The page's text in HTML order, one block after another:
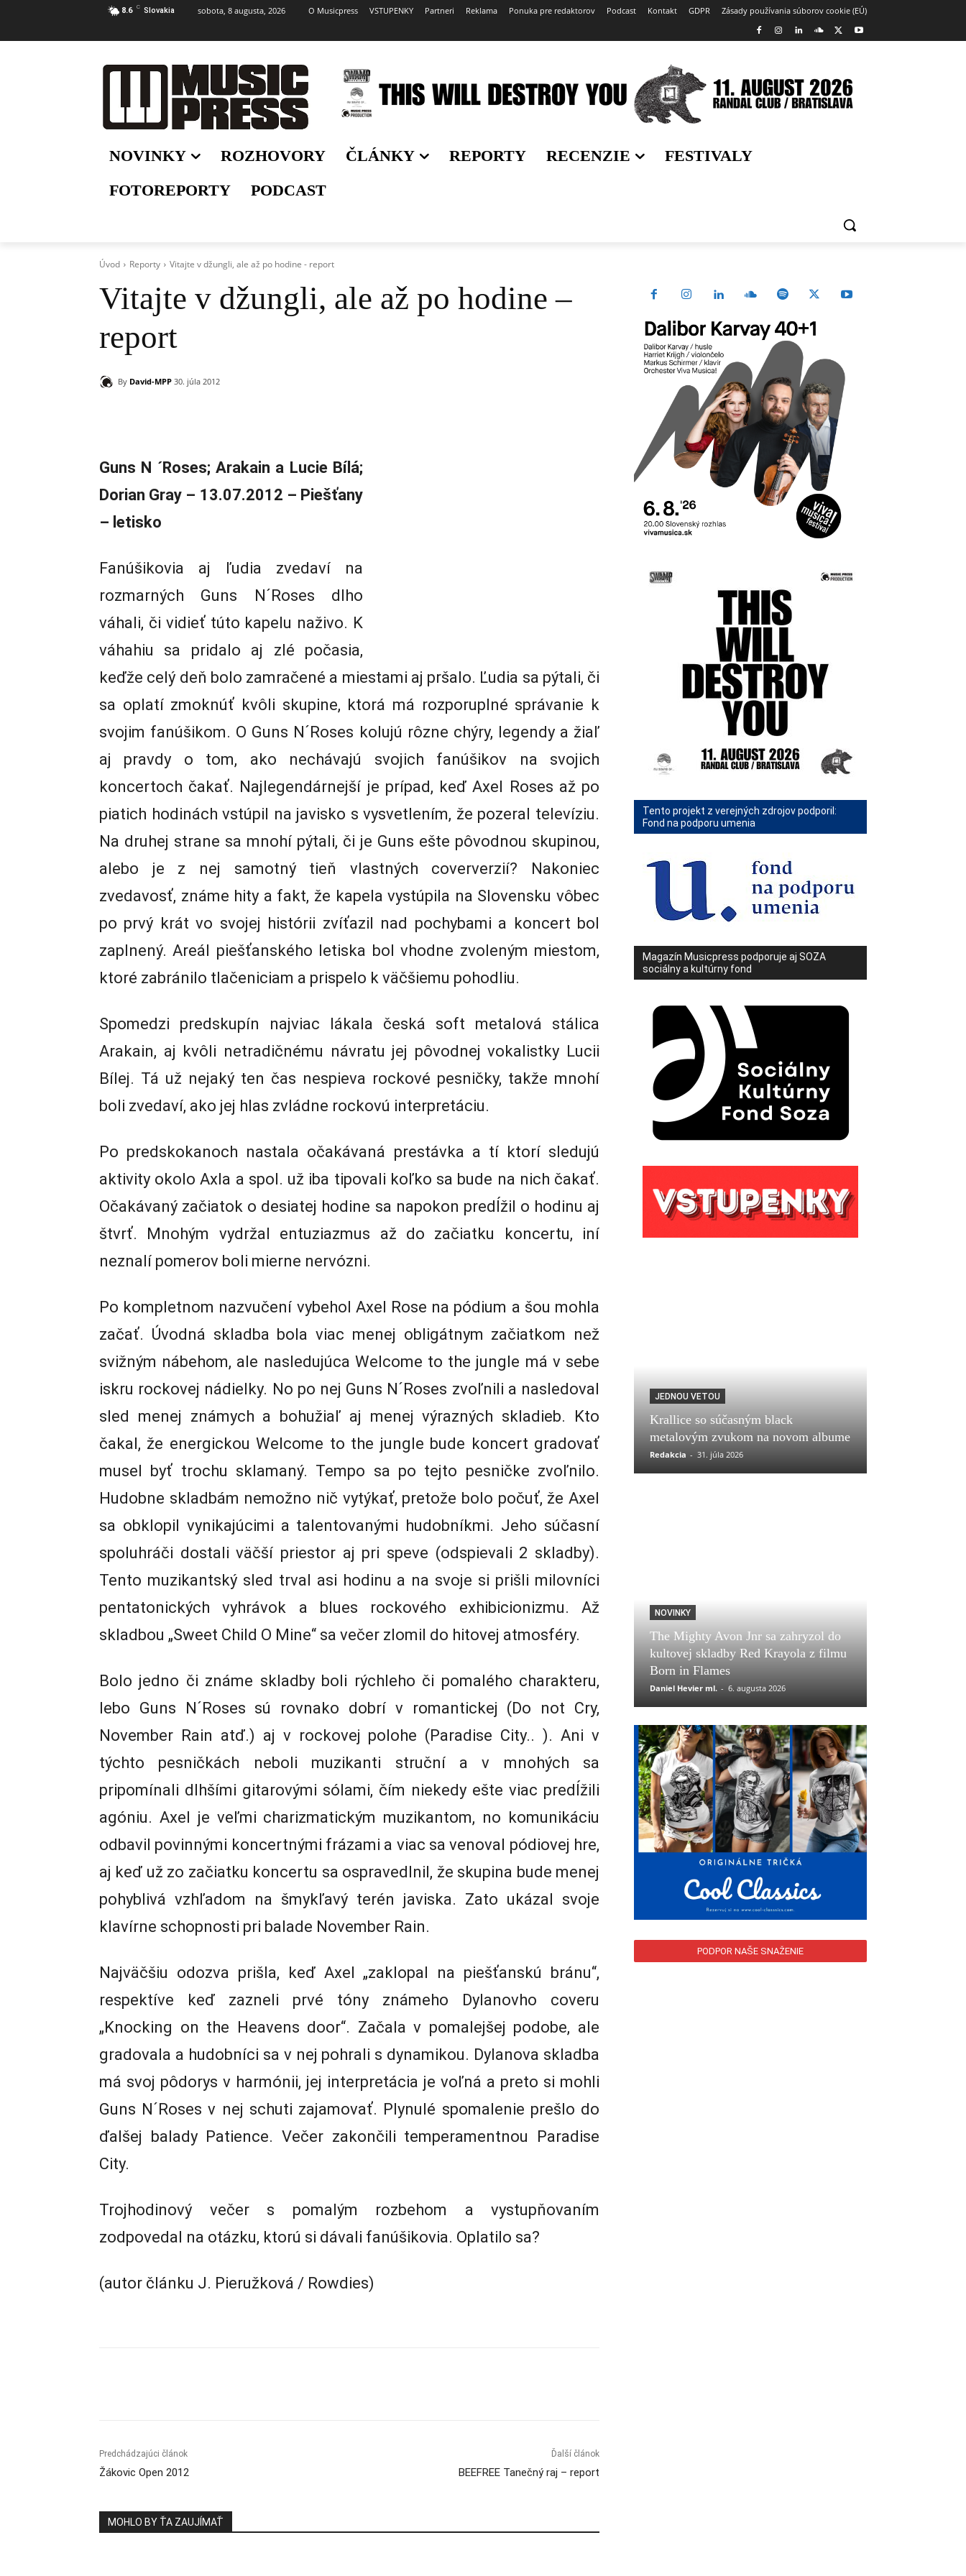
8.6 C Slovakia sobota, 8 augusta, 2026 O Musicpress VSTUPENKY Partneri Reklama Ponuka pre redaktorov Podcast Kontakt GDPR Zásady používania súborov cookie (EÚ)
NOVINKY ROZHOVORY ČLÁNKY REPORTY RECENZIE
FESTIVALY
FOTOREPORTY
PODCAST
Úvod Reporty Vitajte v džungli, ale až po hodine - report
Vitajte v džungli, ale až po hodine –
report
By David-MPP 30. júla 2012
Guns N ´Roses; Arakain a Lucie Bílá;
Dorian Gray – 13.07.2012 – Piešťany
– letisko
Fanúšikovia aj ľudia zvedaví na
rozmarných Guns N´Roses dlho
váhali, či vidieť túto kapelu naživo. K
váhahiu sa pridalo aj zlé počasia,
keďže celý deň bolo zamračené a miestami aj pršalo. Ľudia sa pýtali, či
sa oplatí zmoknúť kvôli skupine, ktorá má rozporuplné správanie k
svojim fanúšikom. O Guns N´Roses kolujú rôzne chýry, legendy a žiaľ
aj pravdy o tom, ako nechávajú svojich fanúšikov na svojich
koncertoch čakať. Najlegendárnejší je prípad, keď Axel Roses až po
piatich hodinách vstúpil na javisko s vysvetlením, že pozeral televíziu.
Na druhej strane sa mnohí pýtali, či je Guns ešte pôvodnou skupinou,
alebo je z nej samotný tieň vlastných coververzií? Nakoniec
zvedavosť, známe hity a fakt, že kapela vystúpila na Slovensku vôbec
po prvý krát vo svojej histórii zvíťazil nad pochybami a koncert bol
zaplnený. Areál piešťanského letiska bol vhodne zvoleným miestom,
ktoré zabránilo tlačeniciam a prispelo k väčšiemu pohodliu.
Spomedzi predskupín najviac lákala česká soft metalová stálica
Arakain, aj kvôli netradičnému návratu jej pôvodnej vokalistky Lucii
Bílej. Tá už nejaký ten čas nespieva rockové pesničky, takže mnohí
boli zvedaví, ako jej hlas zvládne rockovú interpretáciu.
Po predskokanoch nastala očakávaná prestávka a tí ktorí sledujú
aktivity okolo Axla a spol. už iba tipovali koľko sa bude na nich čakať.
Očakávaný začiatok o desiatej hodine sa napokon predĺžil o hodinu aj
štvrť. Mnohým vydržal entuziazmus až do začiatku koncertu, iní
neznalí pomerov boli mierne nervózni.
Po kompletnom nazvučení vybehol Axel Rose na pódium a šou mohla
začať. Úvodná skladba bola viac menej obligátnym začiatkom než
svižným nábehom, ale nasledujúca Welcome to the jungle má v sebe
iskru rockovej nádielky. No po nej Guns N´Roses zvoľnili a nasledoval
sled menej známych a bohužiaľ aj menej výrazných skladieb. Kto
čakal, že energickou Welcome to the jungle bude koncert gradovať
musel byť trochu sklamaný. Tempo sa po tejto pesničke zvoľnilo.
Hudobne skladbám nemožno nič vytýkať, pretože bolo počuť, že Axel
sa obklopil vynikajúcimi a talentovanými hudobníkmi. Jeho súčasní
spoluhráči dostali väčší priestor aj pri speve (odspievali 2 skladby).
Tento muzikantský sled trval asi hodinu a na svoje si prišli milovníci
pentatonických vyhrávok a blues rockového exhibicionizmu. Až
skladbou „Sweet Child O Mine“ sa večer zlomil do hitovej atmosféry.
Bolo jedno či známe skladby boli rýchleho či pomalého charakteru,
lebo Guns N´Roses sú rovnako dobrí v romantickej (Do not Cry,
November Rain atď.) aj v rockovej polohe (Paradise City.. ). Ani v
týchto pesničkách neboli muzikanti struční a v mnohých sa
pripomínali dlhšími gitarovými sólami, čím niekedy ešte viac predĺžili
agóniu. Axel je veľmi charizmatickým muzikantom, no komunikáciu
odbavil povinnými koncertnými frázami a viac sa venoval pódiovej hre,
aj keď už zo začiatku koncertu sa ospravedlnil, že skupina bude menej
pohyblivá vzhľadom na šmykľavý terén javiska. Zato ukázal svoje
klavírne schopnosti pri balade November Rain.
Najväčšiu odozva prišla, keď Axel „zaklopal na piešťanskú bránu“,
respektíve keď zazneli prvé tóny známeho Dylanovho coveru
„Knocking on the Heavens door“. Začala v pomalejšej podobe, ale
gradovala a hudobníci sa v nej pohrali s dynamikou. Dylanova skladba
má svoj pôdorys v harmónii, jej interpretácia je voľná a preto si mohli
Guns N´Roses v nej schuti zajamovať. Plynulé spomalenie prešlo do
ďalšej balady Patience. Večer zakončili temperamentnou Paradise
City.
Trojhodinový večer s pomalým rozbehom a vystupňovaním
zodpovedal na otázku, ktorú si dávali fanúšikovia. Oplatilo sa?
(autor článku J. Pieružková / Rowdies)
Predchádzajúci článok
Žákovic Open 2012
Ďalší článok
BEEFREE Tanečný raj – report
MOHLO BY ŤA ZAUJÍMAŤ
Tento projekt z verejných zdrojov podporil:
Fond na podporu umenia
Magazín Musicpress podporuje aj SOZA
sociálny a kultúrny fond
JEDNOU VETOU
Krallice so súčasným black
metalovým zvukom na novom albume
Redakcia - 31. júla 2026
NOVINKY
The Mighty Avon Jnr sa zahryzol do
kultovej skladby Red Krayola z filmu
Born in Flames
Daniel Hevier ml. - 6. augusta 2026
PODPOR NAŠE SNAŽENIE